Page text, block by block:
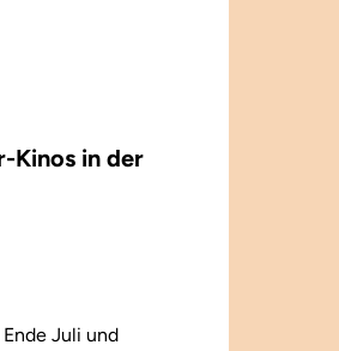
Kinos in der
Juli und